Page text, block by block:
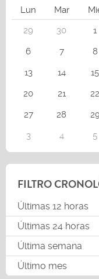
Lun Mar
29
30 1
6
7 8
13
14 15
20
21 22
27
28 29
3
4 5
FILTRO
Últimas 12 horas
Últimas 24 horas
Última semana
Último mes